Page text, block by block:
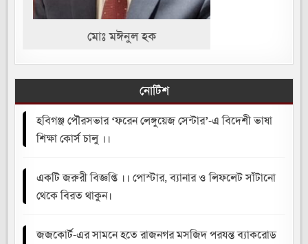
মোঃ মঈনুল হক
নোটিশ
হবিগঞ্জ পৌরসভার ‘ফরেন লেঙ্গুয়েজ সেন্টার’-এ বিদেশী ভাষা
শিক্ষা কোর্স চালু ।।
একটি জরুরী বিজ্ঞপ্তি ।। পোস্টার, ব্যানার ও লিফলেট সাঁটানো
থেকে বিরত থাকুন।
জজকোর্ট-এর সামনে হতে রাজনগর মসজিদ পরযন্ত ব্যাকরোড